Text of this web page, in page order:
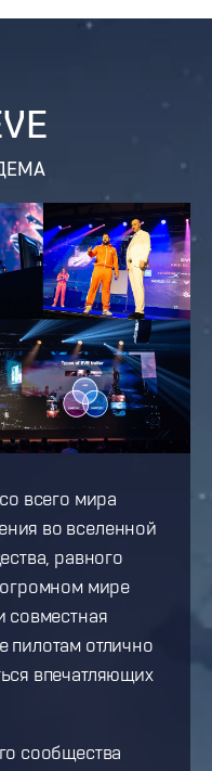
всего мира
во вселенной
равного
мире
совместная
пилотам отлично
впечатляющих
сообщества